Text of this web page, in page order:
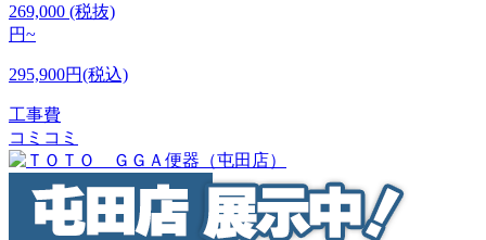
269,000 (税抜)
円~
295,900円(税込)
工事費
コミコミ